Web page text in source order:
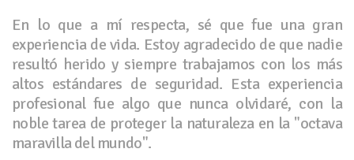
En lo que a mí respecta, sé que fue una gran
experiencia de vida. Estoy agradecido de que nadie
resultó herido y siempre trabajamos con los más
altos estándares de seguridad. Esta experiencia
profesional fue algo que nunca olvidaré, con la
noble tarea de proteger la naturaleza en la "octava
maravilla del mundo".